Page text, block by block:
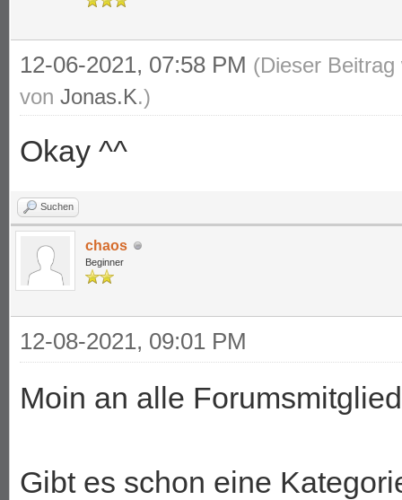
12-06-2021, 07:58 PM (Dieser
von Jonas.K.)
Okay ^^
Suchen
chaos
Beginner
12-08-2021, 09:01 PM
Moin an alle
Gibt es schon eine